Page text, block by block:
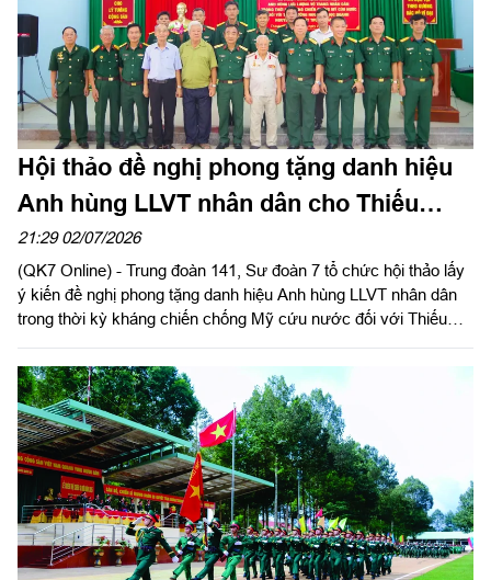
Hội thảo đề nghị phong tặng danh hiệu
Anh hùng LLVT nhân dân cho Thiếu
tướng Nguyễn Ngọc Doanh
21:29 02/07/2026
(QK7 Online) - Trung đoàn 141, Sư đoàn 7 tổ chức hội thảo lấy
ý kiến đề nghị phong tặng danh hiệu Anh hùng LLVT nhân dân
trong thời kỳ kháng chiến chống Mỹ cứu nước đối với Thiếu
Dự hội thảo có các đồng chí nguyên lãnh đạo, chỉ huy Sư đoàn
7 qua các thời kỳ; đại diện Phòng Chính trị Trường Sĩ quan Lục
quân 2; Ban Liên lạc truyền thống Sư đoàn 7, Trung đoàn 141
miền Đông Nam Bộ; cựu chiến binh (CCB) từng trực tiếp chiến
đấu, công tác cùng Thiếu tướng Nguyễn Ngọc Doanh và đại
diện các cơ quan của Sư đoàn.